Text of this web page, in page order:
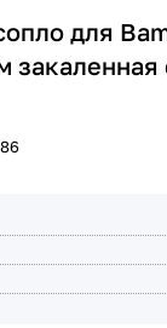
для
закаленная